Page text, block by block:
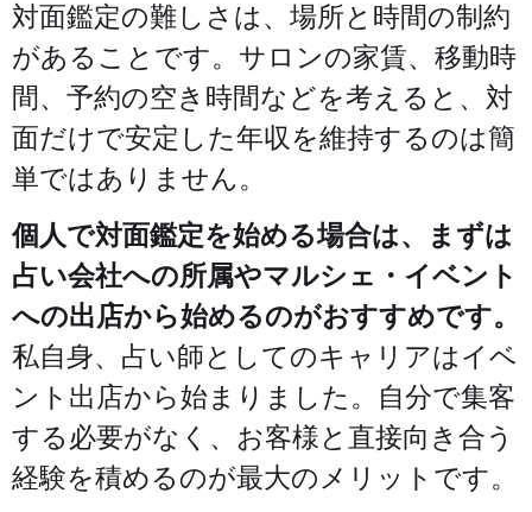
対面鑑定の難しさは、場所と時間の制約
があることです。サロンの家賃、移動時
間、予約の空き時間などを考えると、対
面だけで安定した年収を維持するのは簡
単ではありません。
個人で対面鑑定を始める場合は、まずは
占い会社への所属やマルシェ・イベント
への出店から始めるのがおすすめです。
私自身、占い師としてのキャリアはイベ
ント出店から始まりました。自分で集客
する必要がなく、お客様と直接向き合う
経験を積めるのが最大のメリットです。